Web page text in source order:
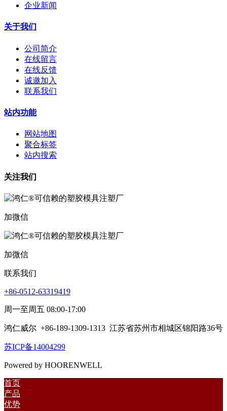
企业新闻
关于我们
公司简介
在线留言
在线反馈
诚邀加入
联系我们
站内功能
网站地图
聚合标签
站内搜索
关注我们
加微信
加微信
联系我们
+86-0512-63319419
周一至周五 08:00-17:00
鸿仁威尔 +86-189-1309-1313 江苏省苏州市相城区锦阳路36号
苏ICP备14004299
Powered by HOORENWELL
首页
产品
优势